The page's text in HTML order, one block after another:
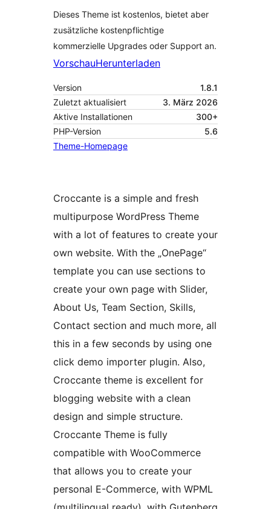
Dieses Theme ist kostenlos, bietet aber
zusätzliche kostenpflichtige
kommerzielle Upgrades oder Support an.
VorschauHerunterladen
Version
1.8.1
Zuletzt aktualisiert
3. März 2026
Aktive Installationen
300+
PHP-Version
5.6
Theme-Homepage
Croccante is a simple and fresh
multipurpose WordPress Theme
with a lot of features to create your
own website. With the „OnePage“
template you can use sections to
create your own page with Slider,
About Us, Team Section, Skills,
Contact section and much more, all
this in a few seconds by using one
click demo importer plugin. Also,
Croccante theme is excellent for
blogging website with a clean
design and simple structure.
Croccante Theme is fully
compatible with WooCommerce
that allows you to create your
personal E-Commerce, with WPML